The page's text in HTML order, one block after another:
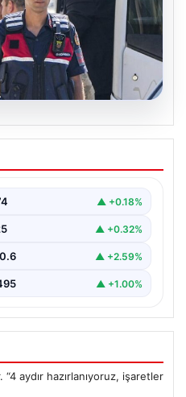
İlkay Çiçek
isimlere yönelik▲ +0.18%
▲ +0.32%
▲ +2.59%
▲ +1.00%
“4 aydır hazırlanıyoruz, işaretler